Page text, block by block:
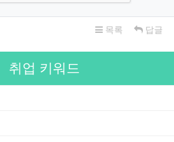
목록 답글
취업 키워드